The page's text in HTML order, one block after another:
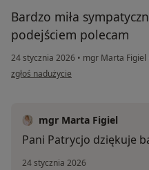
Bardzo miła
podejściem polecam
24 stycznia 2026 • mgr Marta Figiel
w opinii użytkownika Pati
zgłoś nadużycie
mgr Marta Figiel
Pani Patrycjo dziękuje
24 stycznia 2026